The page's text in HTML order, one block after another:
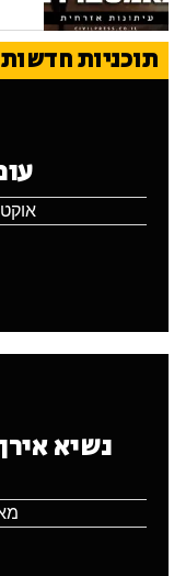
תוכניות חדשות
אוקטובר
נשיא
מאי 25,